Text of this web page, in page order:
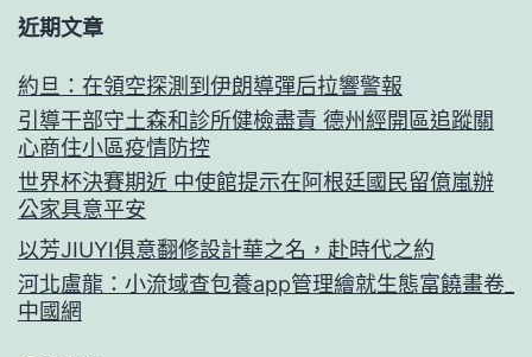
近期文章
約旦：在領空探測到伊朗導彈后拉響警報
引導干部守土森和診所健檢盡責 德州經開區追蹤關
心商住小區疫情防控
世界杯決賽期近 中使館提示在阿根廷國民留億嵐辦
公家具意平安
以芳JIUYI俱意翻修設計華之名，赴時代之約
河北盧龍：小流域查包養app管理繪就生態富饒畫卷_
中國網